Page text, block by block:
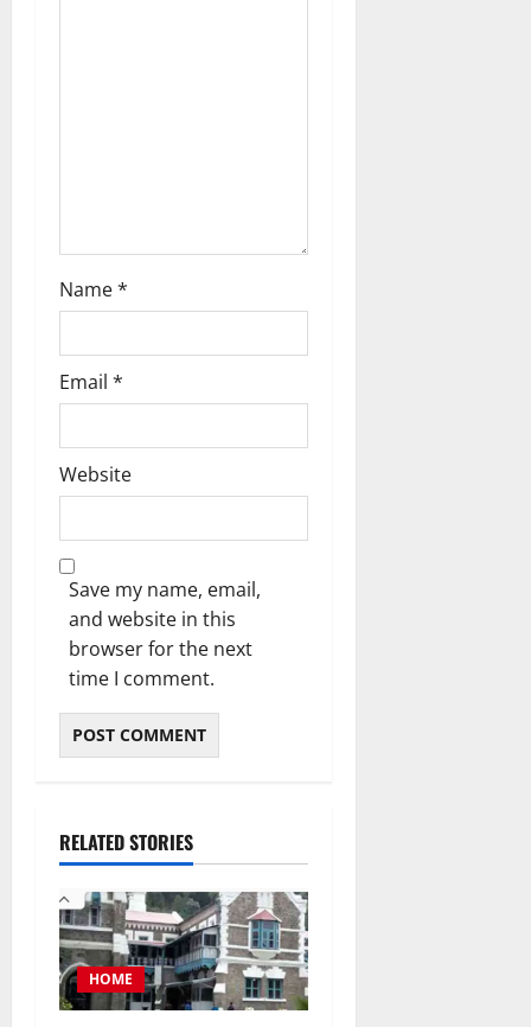
Name*
Email *
Website
Save my name, email,
and website in this
browser for the next
time I comment.
RELATED STORIES
HOME